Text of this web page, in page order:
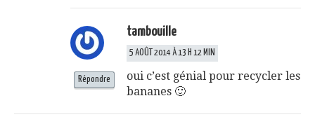
tambouille
5 AOÛT 2014 À 13 H 12 MIN
oui c’est génial pour recycler les
bananes 🙂
Répondre